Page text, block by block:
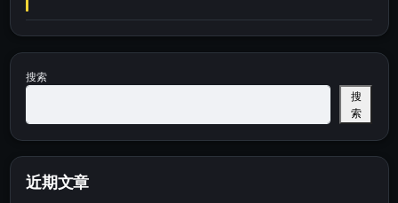
搜索
搜
索
近期文章